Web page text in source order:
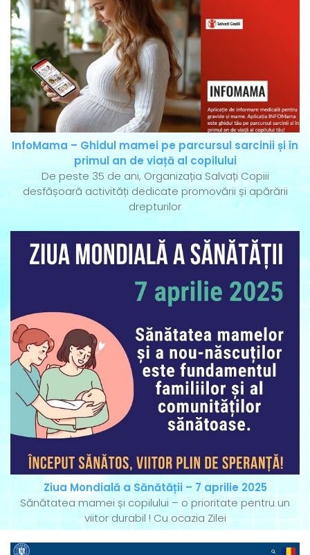
InfoMama – Ghidul mamei pe parcursul sarcinii și în
primul an de viață al copilului
De peste 35 de ani, Organizația Salvați Copiii
desfășoară activități dedicate promovării și apărării
drepturilor
Ziua Mondială a Sănătății – 7 aprilie 2025
Sănătatea mamei și copilului – o prioritate pentru un
viitor durabil ! Cu ocazia Zilei